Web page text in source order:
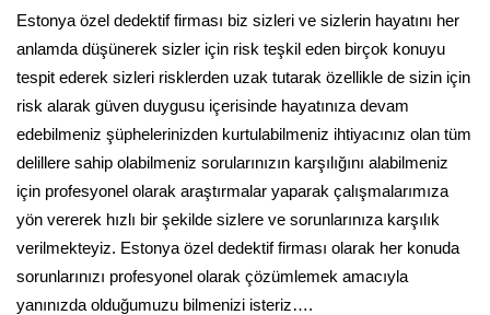
Estonya özel dedektif firması biz sizleri ve sizlerin hayatını her
anlamda düşünerek sizler için risk teşkil eden birçok konuyu
tespit ederek sizleri risklerden uzak tutarak özellikle de sizin için
risk alarak güven duygusu içerisinde hayatınıza devam
edebilmeniz şüphelerinizden kurtulabilmeniz ihtiyacınız olan tüm
delillere sahip olabilmeniz sorularınızın karşılığını alabilmeniz
için profesyonel olarak araştırmalar yaparak çalışmalarımıza
yön vererek hızlı bir şekilde sizlere ve sorunlarınıza karşılık
verilmekteyiz. Estonya özel dedektif firması olarak her konuda
sorunlarınızı profesyonel olarak çözümlemek amacıyla
yanınızda olduğumuzu bilmenizi isteriz….